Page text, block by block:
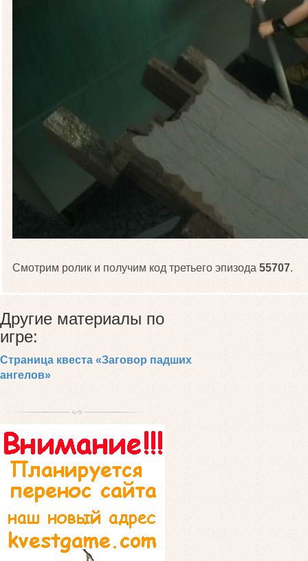
Смотрим ролик и получим код третьего эпизода55707.
Другие материалы по
игре:
Страница квеста «Заговор падших
ангелов»